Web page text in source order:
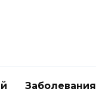
Заболевания